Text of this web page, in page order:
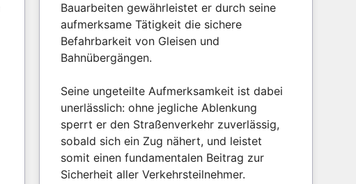
Bauarbeiten gewährleistet er durch seine
aufmerksame Tätigkeit die sichere
Befahrbarkeit von Gleisen und
Bahnübergängen.
Seine ungeteilte Aufmerksamkeit ist dabei
unerlässlich: ohne jegliche Ablenkung
sperrt er den Straßenverkehr zuverlässig,
sobald sich ein Zug nähert, und leistet
somit einen fundamentalen Beitrag zur
Sicherheit aller Verkehrsteilnehmer.